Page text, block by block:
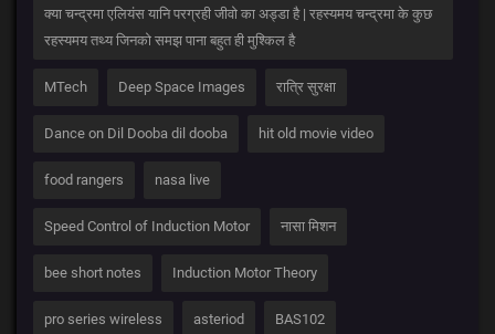
क्या चन्द्रमा एलियंस यानि परग्रही जीवो का अड्डा है | रहस्यमय चन्द्रमा के कुछ
रहस्यमय तथ्य जिनको समझ पाना बहुत ही मुश्किल है
MTech Deep Space Images रात्रि सुरक्षा
Dance on Dil Dooba dil dooba hit old movie video
food rangers nasa live
Speed Control of Induction Motor नासा मिशन
bee short notes Induction Motor Theory
pro series wireless asteriod BAS102